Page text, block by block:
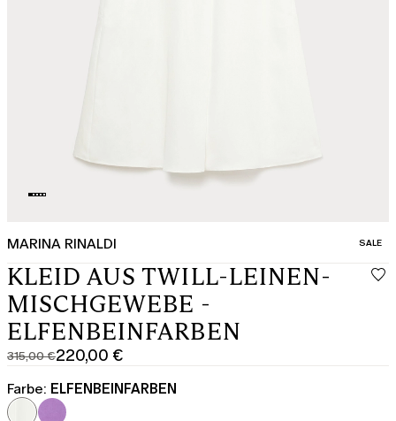
MARINA RINALDI SALE
KLEID AUS TWILL-LEINEN-
MISCHGEWEBE -
ELFENBEINFARBEN
315,00 €
Ursprünglicher
Preis
315,00
220,00 €
Aktueller
Preis
220,00
Farbe: ELFENBEINFARBEN